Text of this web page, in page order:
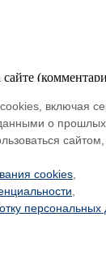
берут на
с третьми
оказывать
так и других
на нашем сайте
сообщите
включая
о
cookies
персональных